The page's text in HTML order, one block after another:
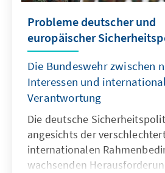
Probleme deutscher und
europäischer
Die Bundeswehr zwischen
Interessen und
Verantwortung
Die deutsche
angesichts der
internationalen
wachsenden